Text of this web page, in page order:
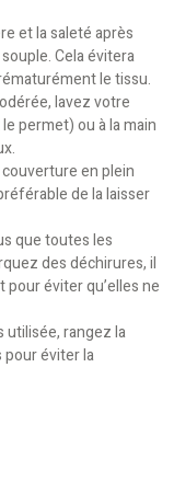
et la saleté après
Cela évitera
le tissu.
lavez votre
permet) ou à la main
en plein
de la laisser
que toutes les
des déchirures, il
éviter qu’elles ne
utilisée, rangez la
éviter la